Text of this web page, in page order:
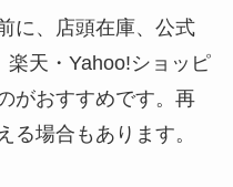
に、店頭在庫、公式
楽天・Yahoo!ショッピ
がおすすめです。再
る場合もあります。